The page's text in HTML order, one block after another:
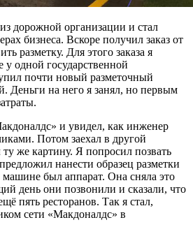
дорожной организации и стал
бизнеса. Вскоре получил заказ от
разметку. Для этого заказа я
у одной государственной
почти новый разметочный
Деньги на него я занял, но первым
и увидел, как инженер
Потом заехал в другой
же картину. Я попросил позвать
нанести образец разметки
был аппарат. Она сняла это
день они позвонили и сказали, что
пять ресторанов. Так я стал,
сети «Макдоналдс» в